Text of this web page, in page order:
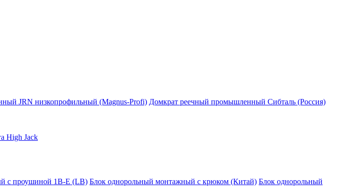
JRN низкопрофильный (Magnus-Profi) Домкрат реечный промышленный Сибталь (Россия)
High Jack
с проушиной 1B-E (LB) Блок однорольный монтажный с крюком (Китай) Блок однорольный